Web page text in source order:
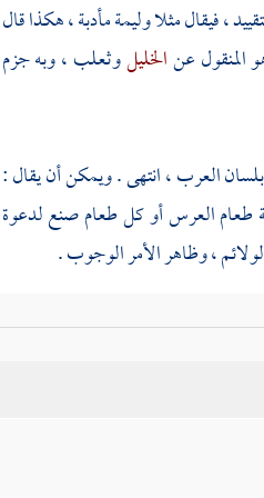
، فيقال مثلا وليمة مأدبة ، هكذا قال
المنقول عنالخليلوثعلب، وبه جزم
العرب، انتهى . ويمكن أن يقال :
طعام العرس أو كل طعام صنع لدعوة
، وظاهر الأمر الوجوب .
الوجوب أيضا عن مذهبأحمد، لكن